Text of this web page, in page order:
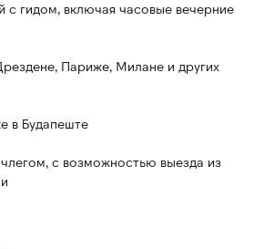
с гидом, включая часовые вечерние
Париже, Милане и других
в Будапеште
с возможностью выезда из